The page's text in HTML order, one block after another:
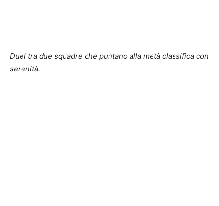
Duel tra due squadre che puntano alla metà classifica con
serenità.